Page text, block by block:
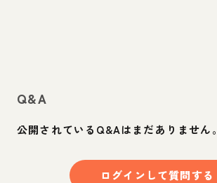
Q&A
公開されているQ&Aはまだありません。
ログインして質問する